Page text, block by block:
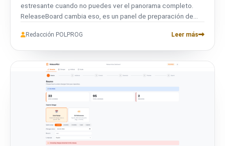
estresante cuando no puedes ver el panorama completo.
ReleaseBoard cambia eso, es un panel de preparación de
convenciones de ramas configurables y te da una respuesta
Redacción POLPROG Leer más